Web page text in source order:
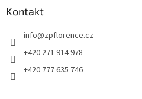
Kontakt
info@zpflorence.cz
+420 271 914 978
+420 777 635 746